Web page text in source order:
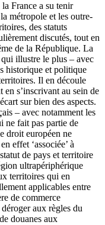
France a su tenir
métropole et les outre-
des statuts
discutés, tout en
de la République. La
illustre le plus – avec
historique et politique
Il en découle
s’inscrivant au sein de
sur bien des aspects.
– avec notamment les
ne fait pas partie de
droit européen ne
effet ‘associée’ à
de pays et territoire
ultrapériphérique
territoires qui en
applicables entre
de commerce
aux règles du
douanes aux